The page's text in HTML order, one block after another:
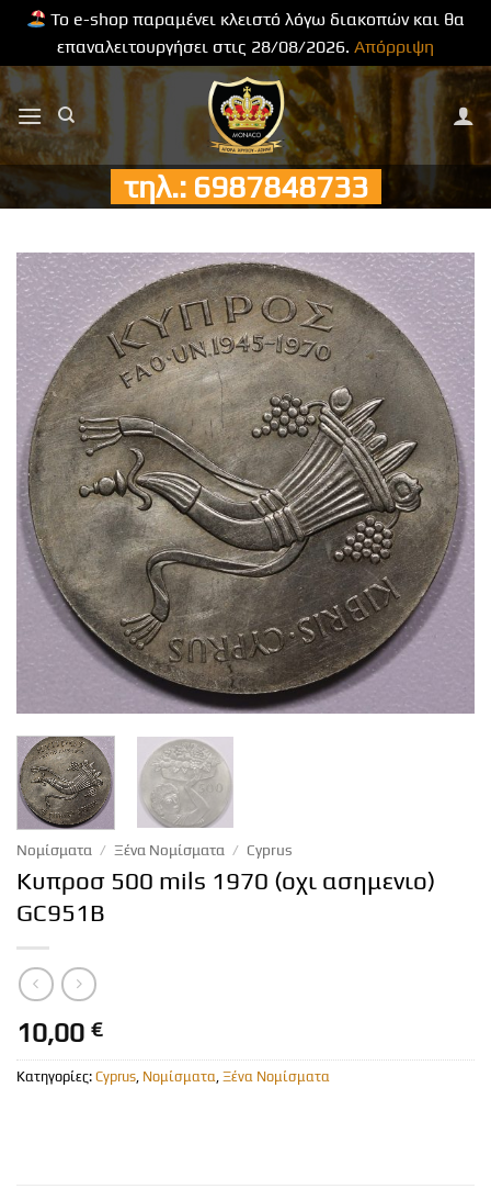
Το e-shop παραμένει κλειστό λόγω διακοπών και θα
επαναλειτουργήσει στις 28/08/2026. Απόρριψη
Μετάβαση
στο
περιεχόμενο
τηλ.: 6987848733
Νομίσματα / Ξένα Νομίσματα / Cyprus
Κυπροσ 500 mils 1970 (οχι ασημενιο)
GC951B
10,00 €
Κατηγορίες: Cyprus Νομίσματα Ξένα Νομίσματα